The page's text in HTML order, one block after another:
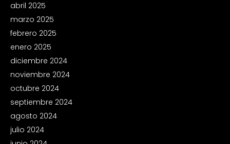
abril 2025
marzo 2025
febrero 2025
enero 2025
diciembre 2024
noviembre 2024
octubre 2024
septiembre 2024
agosto 2024
julio 2024